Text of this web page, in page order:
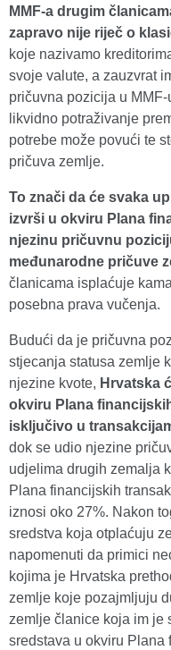
MMF-a drugim
zapravo nije riječ o
koje nazivamo
svoje valute, a zauzvrat
pričuvna pozicija u
likvidno potraživanje
potrebe može povući te
pričuva zemlje.
To znači da će svaka
izvrši u okviru Plana
njezinu pričuvnu
međunarodne pričuve
članicama isplaćuje
posebna prava vučenja.
Budući da je pričuvna
stjecanja statusa zemlje
njezine kvote, Hrvatska
okviru Plana
isključivo u
dok se udio njezine
udjelima drugih zemalja
Plana financijskih
iznosi oko 27%. Nakon
sredstva koja otplaćuju
napomenuti da primici
kojima je Hrvatska
zemlje koje pozajmljuju
zemlje članice koja im je
sredstava u okviru